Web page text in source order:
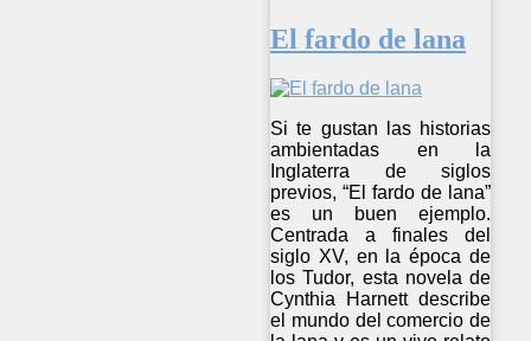
El fardo de lana
Si te gustan las historias
ambientadas en la
Inglaterra de siglos
previos, “El fardo de lana”
es un buen ejemplo.
Centrada a finales del
siglo XV, en la época de
los Tudor, esta novela de
Cynthia Harnett describe
el mundo del comercio de